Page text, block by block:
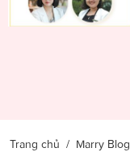
Trang chủ / Marry Blog